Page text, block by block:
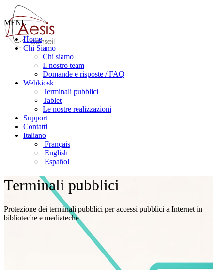
MENU
Home
Chi Siamo
Chi siamo
Il nostro team
Domande e risposte / FAQ
Webkiosk
Terminali pubblici
Tablet
Le nostre realizzazioni
Support
Contatti
Italiano
Français
English
Español
Terminali pubblici
Protezione dei terminali pubblici per accessi pubblici a Internet in
biblioteche e mediateche